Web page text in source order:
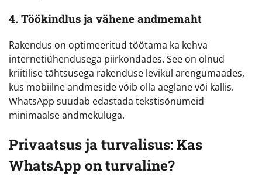
4. Töökindlus ja vähene andmemaht
Rakendus on optimeeritud töötama ka kehva
internetiühendusega piirkondades. See on olnud
kriitilise tähtsusega rakenduse levikul arengumaades,
kus mobiilne andmeside võib olla aeglane või kallis.
WhatsApp suudab edastada tekstisõnumeid
minimaalse andmekuluga.
Privaatsus ja turvalisus: Kas
WhatsApp on turvaline?